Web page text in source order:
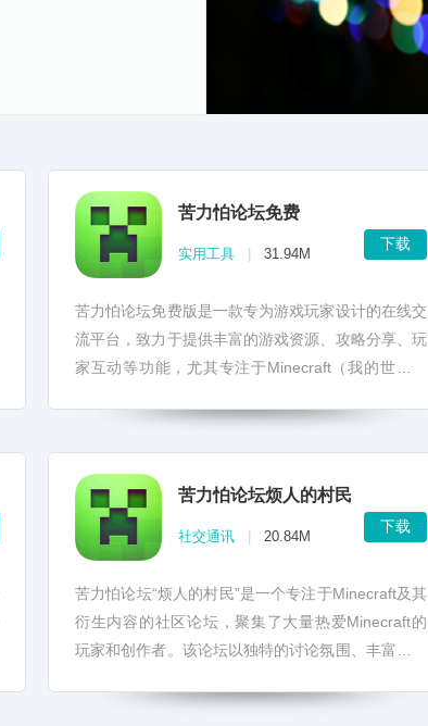
苦力怕论坛免费
实用工具 31.94M
下载
苦力怕论坛免费版是一款专为游戏玩家设计的在线交
流平台，致力于提供丰富的游戏资源、攻略分享、玩
家互动等功能，尤其专注于Minecraft（我的世界）
苦力怕论坛烦人的村民
社交通讯 20.84M
下载
苦力怕论坛“烦人的村民”是一个专注于Minecraft及其
衍生内容的社区论坛，聚集了大量热爱Minecraft的
玩家和创作者。该论坛以独特的讨论氛围、丰富的资